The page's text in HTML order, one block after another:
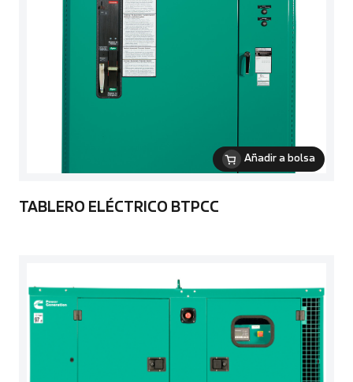
Añadir a bolsa
TABLERO ELÉCTRICO BTPCC